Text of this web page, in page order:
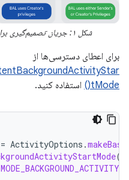
شکل ۱: جریان تصمیم‌گیری برای راه‌اندازی فعالیت‌های پس‌زمینه.
برای اعطای دسترسی‌ها از
tMode()
استفاده کنید.
= ActivityOptions .
(